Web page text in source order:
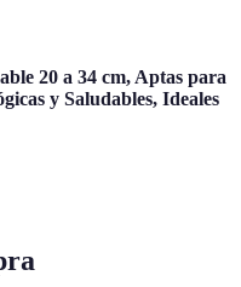
20 a 34 cm, Aptas para
y Saludables, Ideales